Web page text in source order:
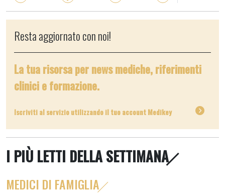
Resta aggiornato con noi!
La tua risorsa per news mediche, riferimenti
clinici e formazione.
Iscriviti al servizio utilizzando il tuo account Medikey
I PIÙ LETTI DELLA SETTIMANA
MEDICI DI FAMIGLIA